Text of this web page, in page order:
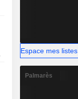
Espace mes listes
Palmarès